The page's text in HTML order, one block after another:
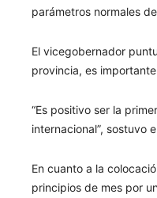
parámetros normales
El vicegobernador
provincia, es
“Es positivo ser la
internacional”, sostuvo
En cuanto a la
principios de mes por